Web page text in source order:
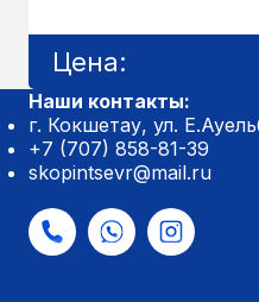
Цена:
Наши контакты:
г. Кокшетау, ул.
+7 (707) 858-81-39
skopintsevr@mail.ru